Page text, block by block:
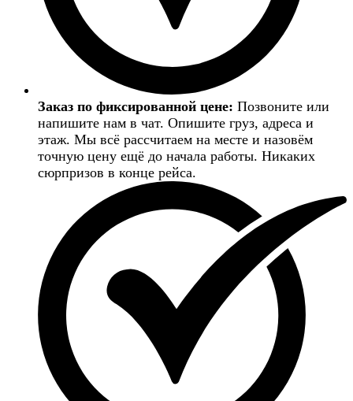
Заказ по фиксированной цене: Позвоните или
напишите нам в чат. Опишите груз, адреса и
этаж. Мы всё рассчитаем на месте и назовём
точную цену ещё до начала работы. Никаких
сюрпризов в конце рейса.